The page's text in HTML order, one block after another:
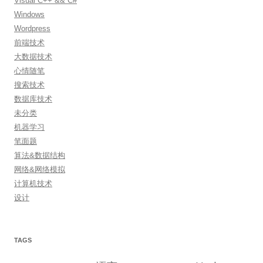
Windows
Wordpress
前端技术
大数据技术
心情随笔
搜索技术
数据库技术
未分类
机器学习
笔面题
算法&数据结构
网络&网络模拟
计算机技术
设计
TAGS